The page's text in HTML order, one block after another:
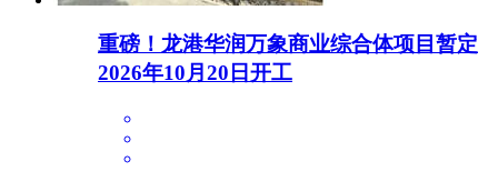
重磅！龙港华润万象商业综合体项目暂定
2026年10月20日开工